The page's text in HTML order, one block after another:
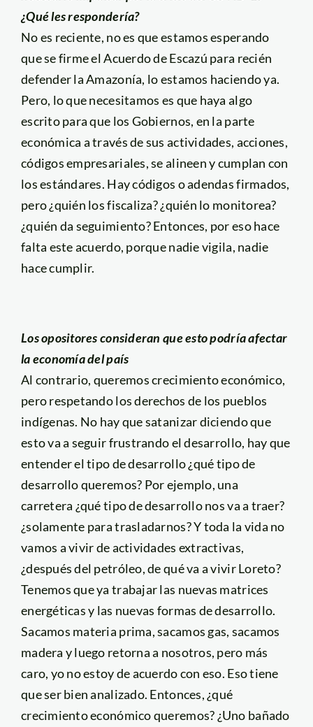
¿Qué les respondería?
No es reciente, no es que estamos esperando
que se firme el Acuerdo de Escazú para recién
defender la Amazonía, lo estamos haciendo ya.
Pero, lo que necesitamos es que haya algo
escrito para que los Gobiernos, en la parte
económica a través de sus actividades, acciones,
códigos empresariales, se alineen y cumplan con
los estándares. Hay códigos o adendas firmados,
pero ¿quién los fiscaliza? ¿quién lo monitorea?
¿quién da seguimiento? Entonces, por eso hace
falta este acuerdo, porque nadie vigila, nadie
hace cumplir.
Los opositores consideran que esto podría afectar
la economía del país
Al contrario, queremos crecimiento económico,
pero respetando los derechos de los pueblos
indígenas. No hay que satanizar diciendo que
esto va a seguir frustrando el desarrollo, hay que
entender el tipo de desarrollo ¿qué tipo de
desarrollo queremos? Por ejemplo, una
carretera ¿qué tipo de desarrollo nos va a traer?
¿solamente para trasladarnos? Y toda la vida no
vamos a vivir de actividades extractivas,
¿después del petróleo, de qué va a vivir Loreto?
Tenemos que ya trabajar las nuevas matrices
energéticas y las nuevas formas de desarrollo.
Sacamos materia prima, sacamos gas, sacamos
madera y luego retorna a nosotros, pero más
caro, yo no estoy de acuerdo con eso. Eso tiene
que ser bien analizado. Entonces, ¿qué
crecimiento económico queremos? ¿Uno bañado